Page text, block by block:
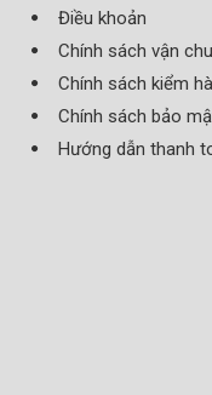
Điều khoản
Chính sách vận
Chính sách kiểm
Chính sách bảo
Hướng dẫn thanh